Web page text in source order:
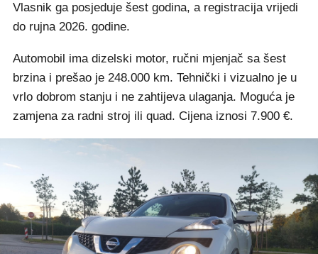
Vlasnik ga posjeduje šest godina, a registracija vrijedi
do rujna 2026. godine.
Automobil ima dizelski motor, ručni mjenjač sa šest
brzina i prešao je 248.000 km. Tehnički i vizualno je u
vrlo dobrom stanju i ne zahtijeva ulaganja. Moguća je
zamjena za radni stroj ili quad. Cijena iznosi 7.900 €.